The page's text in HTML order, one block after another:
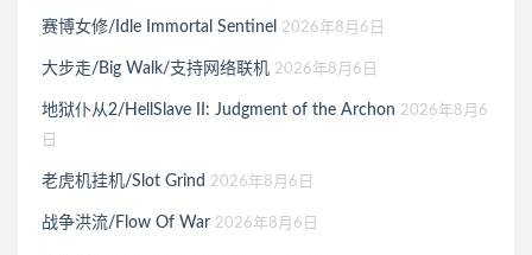
赛博女修/Idle Immortal Sentinel 2026年8月6日
大步走/Big Walk/支持网络联机 2026年8月6日
地狱仆从2/HellSlave II: Judgment of the Archon 2026年8月6
日
老虎机挂机/Slot Grind 2026年8月6日
战争洪流/Flow Of War 2026年8月6日